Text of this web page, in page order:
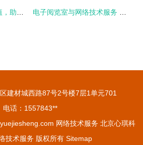
建材城西路87号2号楼7层1单元701
电话：1557843**
网络技术服务 北京心琪科
技术服务 版权所有 Sitemap